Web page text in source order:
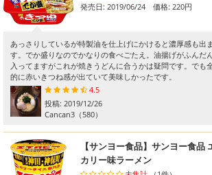
発売日: 2019/06/24 価格: 220円
あっさりしているが特製油を仕上げにかけると濃厚感も出ま
す。でか盛りなのでかなりの食べごたえ。油揚げがふんだ
入ってますがこれが焼きうどんに合うかは疑問です。でも
的に赤いきつね感が出ていて美味しかったです。
4.5
投稿: 2019/12/26
Cancan3 （580）
【サンヨー食品】サンヨー食品
カリー味ラーメン